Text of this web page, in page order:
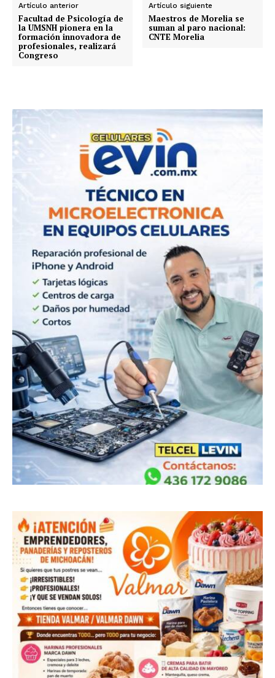
Artículo anterior
Facultad de Psicología de
la UMSNH pionera en la
formación innovadora de
profesionales, realizará
Congreso
Artículo siguiente
Maestros de Morelia se
suman al paro nacional:
CNTE Morelia